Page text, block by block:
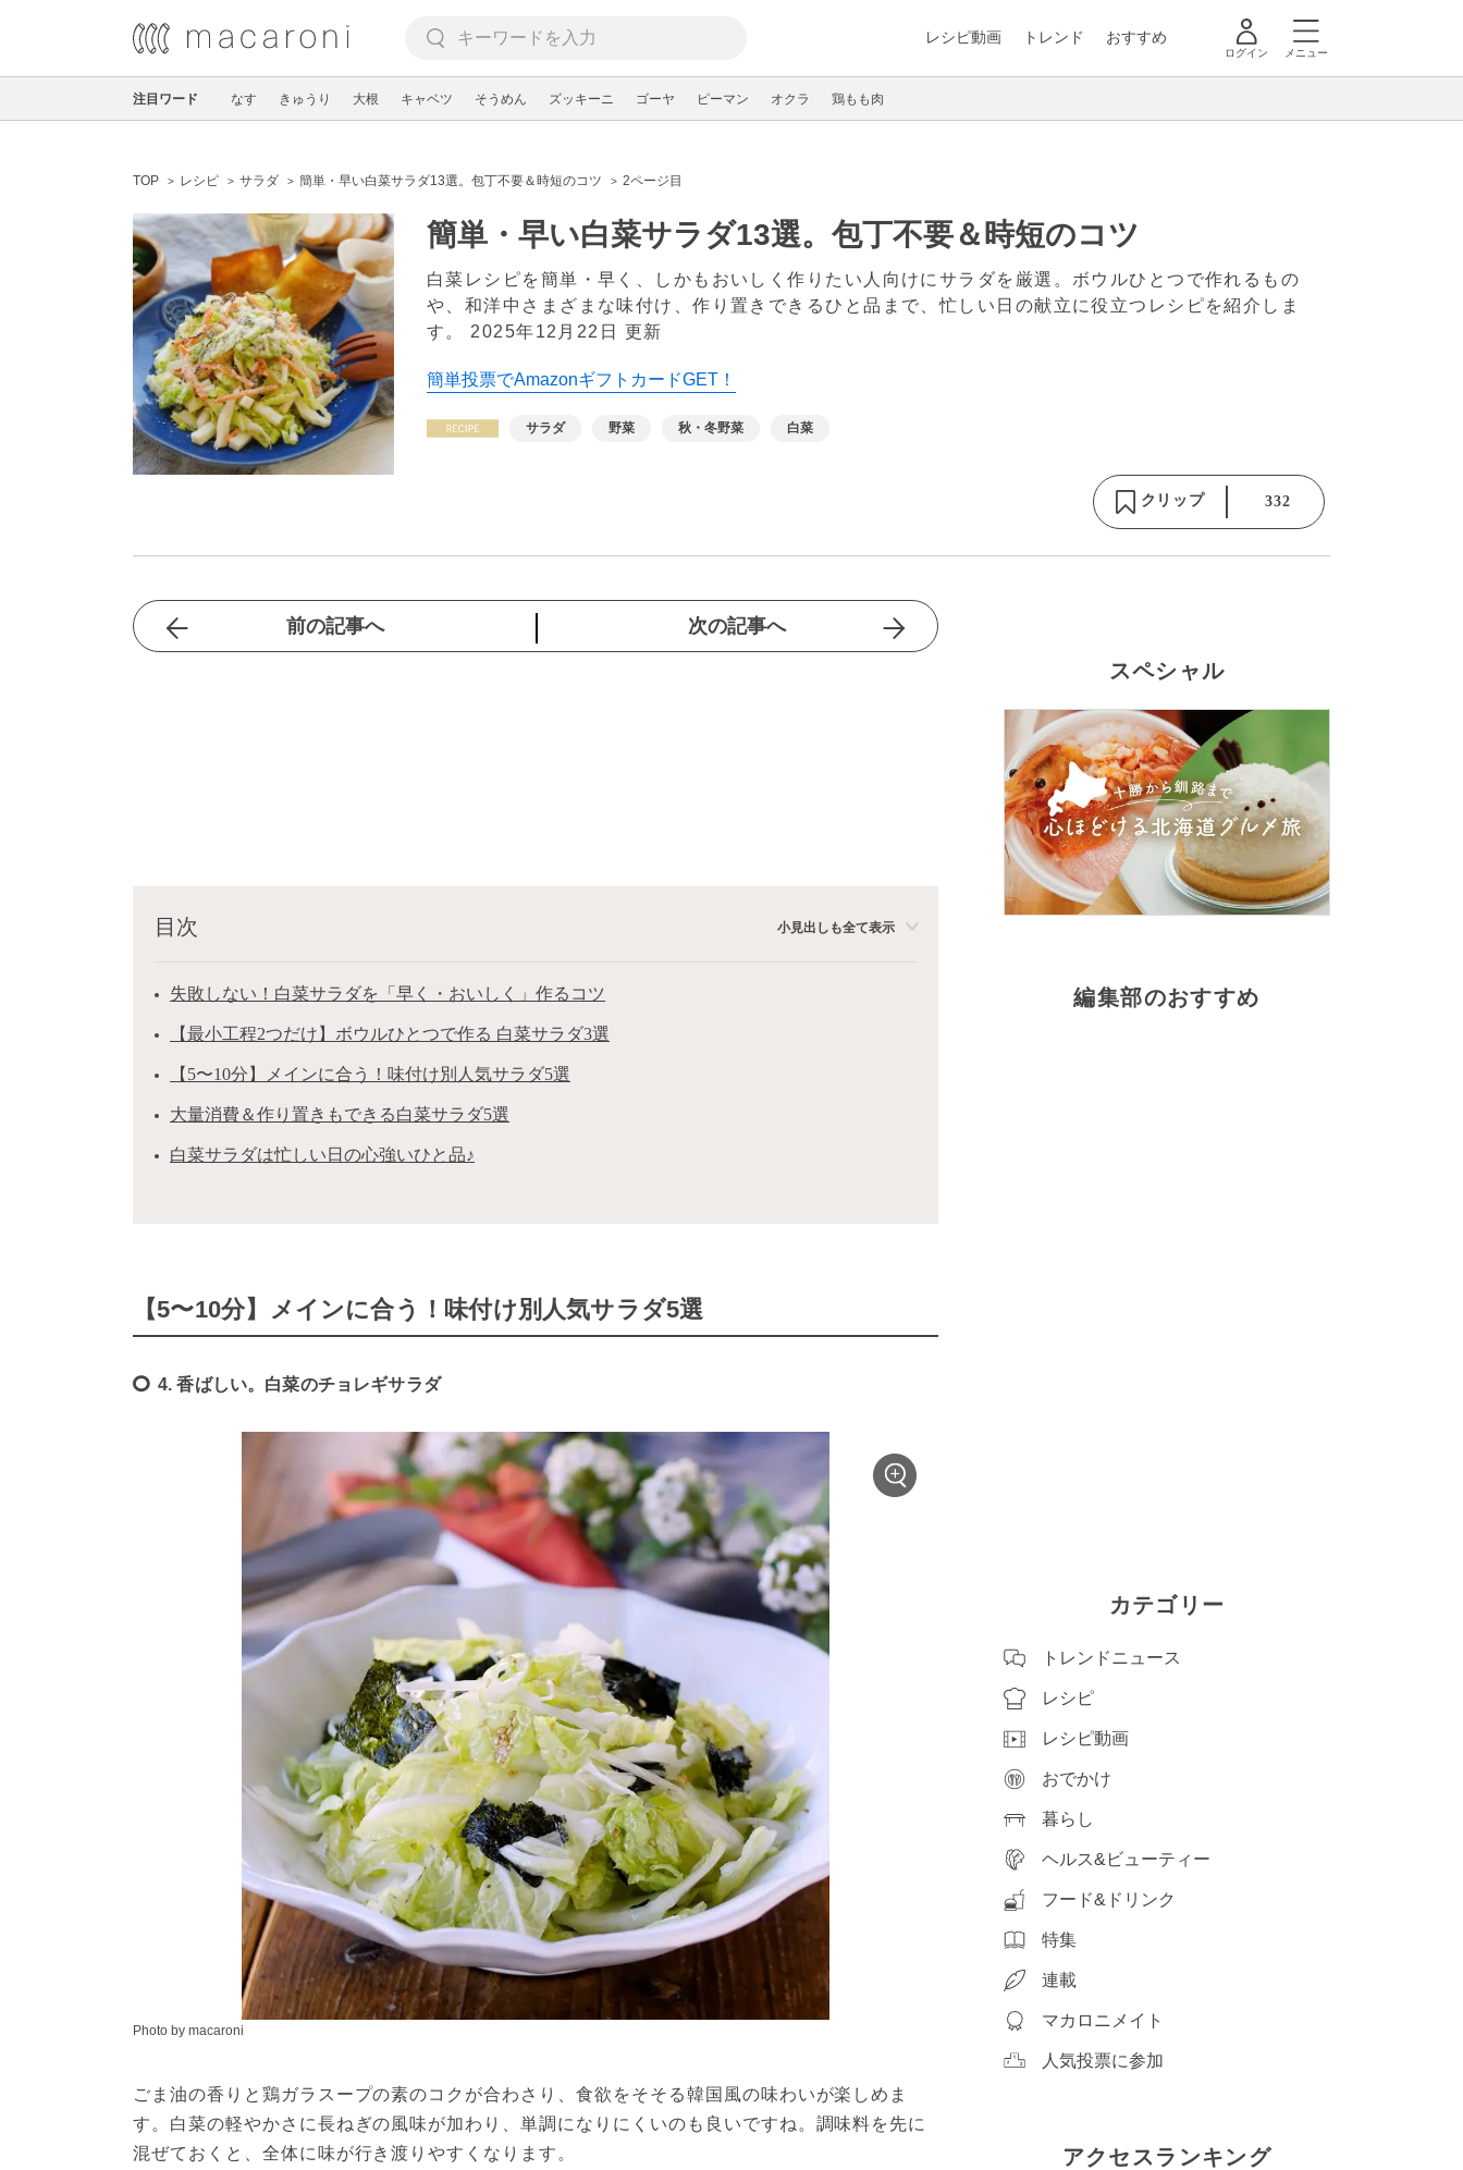
レシピ動画 トレンド おすすめ
ログイン メニュー
注目ワード なす きゅうり 大根 キャベツ そうめん ズッキーニ ゴーヤ ピーマン オクラ 鶏もも肉
TOP レシピ サラダ 簡単・早い白菜サラダ13選。包丁不要＆時短のコツ 2ページ目
簡単・早い白菜サラダ13選。包丁不要＆時短のコツ
白菜レシピを簡単・早く、しかもおいしく作りたい人向けにサラダを厳選。ボウルひとつで作れるもの
や、和洋中さまざまな味付け、作り置きできるひと品まで、忙しい日の献立に役立つレシピを紹介しま
す。 2025年12月22日 更新
簡単投票でAmazonギフトカードGET！
サラダ 野菜 秋・冬野菜 白菜
クリップ 332
前の記事へ 次の記事へ
目次 小見出しも全て表示
失敗しない！白菜サラダを「早く・おいしく」作るコツ
【最小工程2つだけ】ボウルひとつで作る 白菜サラダ3選
【5〜10分】メインに合う！味付け別人気サラダ5選
大量消費＆作り置きもできる白菜サラダ5選
白菜サラダは忙しい日の心強いひと品♪
【5〜10分】メインに合う！味付け別人気サラダ5選
4. 香ばしい。白菜のチョレギサラダ
Photo by macaroni
ごま油の香りと鶏ガラスープの素のコクが合わさり、食欲をそそる韓国風の味わいが楽しめま
す。白菜の軽やかさに長ねぎの風味が加わり、単調になりにくいのも良いですね。調味料を先に
混ぜておくと、全体に味が行き渡りやすくなります。
スペシャル
編集部のおすすめ
カテゴリー
トレンドニュース
レシピ
レシピ動画
おでかけ
暮らし
ヘルス&ビューティー
フード&ドリンク
特集
連載
マカロニメイト
人気投票に参加
アクセスランキング